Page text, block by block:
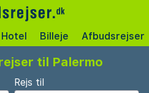
Hotel Billeje Afbudsrejser
til Palermo
Rejs til